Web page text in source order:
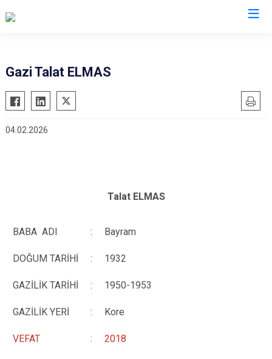
Cumayeri
Akçakoca
Çilimli
Gazi Talat ELMAS
04.02.2026
Talat ELMAS
BABA ADI : Bayram
DOĞUM TARİHİ : 1932
GAZİLİK TARİHİ : 1950-1953
GAZİLİK YERİ : Kore
VEFAT : 2018